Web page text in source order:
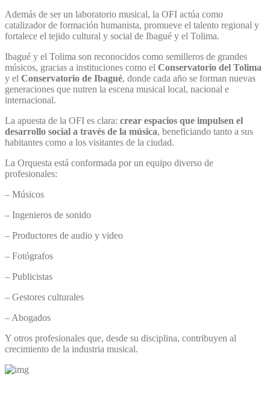
Además de ser un laboratorio musical, la OFI actúa como
catalizador de formación humanista, promueve el talento regional y
fortalece el tejido cultural y social de Ibagué y el Tolima.
Ibagué y el Tolima son reconocidos como semilleros de grandes
músicos, gracias a instituciones como el Conservatorio del Tolima
y el Conservatorio de Ibagué, donde cada año se forman nuevas
generaciones que nutren la escena musical local, nacional e
internacional.
La apuesta de la OFI es clara: crear espacios que impulsen el
desarrollo social a través de la música, beneficiando tanto a sus
habitantes como a los visitantes de la ciudad.
La Orquesta está conformada por un equipo diverso de
profesionales:
– Músicos
– Ingenieros de sonido
– Productores de audio y video
– Fotógrafos
– Publicistas
– Gestores culturales
– Abogados
Y otros profesionales que, desde su disciplina, contribuyen al
crecimiento de la industria musical.